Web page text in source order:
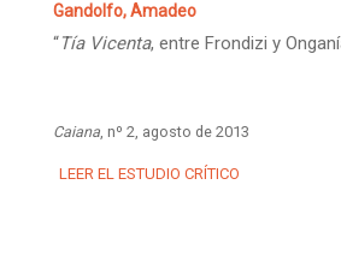
Gandolfo, Amadeo
“Tía Vicenta, entre Frondizi y
Caiana, nº 2, agosto de 2013
LEER EL ESTUDIO CRÍTICO